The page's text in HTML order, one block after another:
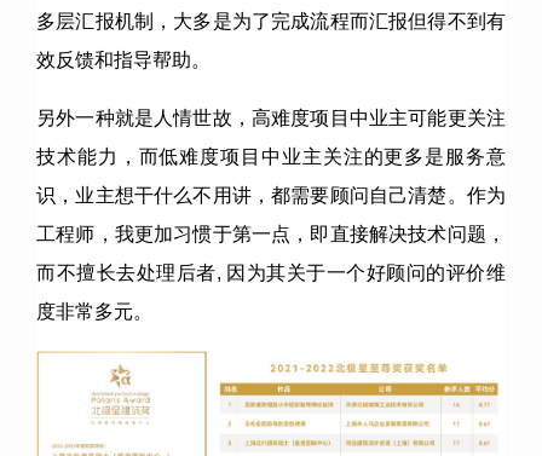
多层汇报机制，大多是为了完成流程而汇报但得不到有
效反馈和指导帮助。
另外一种就是人情世故，高难度项目中业主可能更关注
技术能力，而低难度项目中业主关注的更多是服务意
识，业主想干什么不用讲，都需要顾问自己清楚。作为
工程师，我更加习惯于第一点，即直接解决技术问题，
而不擅长去处理后者, 因为其关于一个好顾问的评价维
度非常多元。